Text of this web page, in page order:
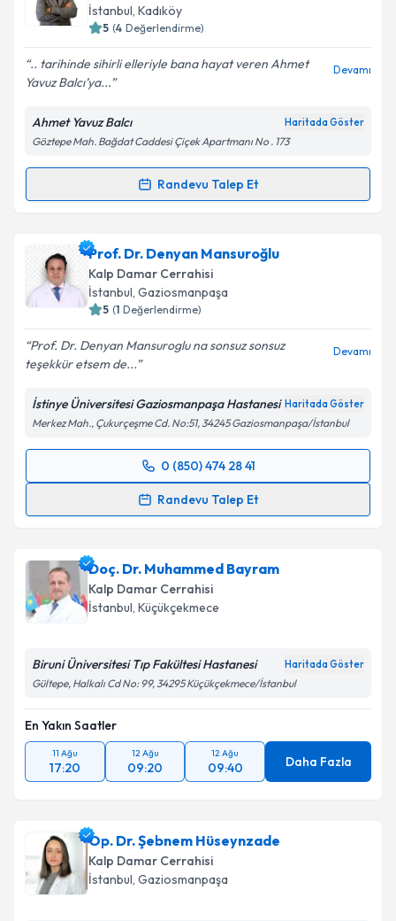
almanız için bir takvim hazırlandığında e-posta ile
bilgilendireceğiz.
E-posta Adresiniz
Kişisel verilerimin işlenmesine ilişkinAydınlatma
Metni'ni okudum ve kişisel verilerimin belirtilen
kapsamda işlenmesini kabul ediyorum.
İstanbul, Kadıköy
5 (4 Değerlendirme)
.. tarihinde sihirli elleriyle bana hayat veren Ahmet
Yavuz Balcı’ya...
Devamı
Ahmet Yavuz Balcı Haritada Göster
Göztepe Mah. Bağdat Caddesi Çiçek Apartmanı No . 173
Randevu Talep Et
Randevu Takvimi Talebi
Prof. Dr. Ahmet Yavuz Balcıiçin randevu takvimi
talebi oluşturun. Size bu uzmandan randevu almanız
için bir takvim hazırlandığında e-posta ile
bilgilendireceğiz.
E-posta Adresiniz
Kişisel verilerimin işlenmesine ilişkinAydınlatma
Metni'ni okudum ve kişisel verilerimin belirtilen
kapsamda işlenmesini kabul ediyorum.
Takvim Talebini Gönder
Prof. Dr. Denyan Mansuroğlu
Kalp Damar Cerrahisi
İstanbul, Gaziosmanpaşa
5 (1 Değerlendirme)
Prof. Dr. Denyan Mansuroglu na sonsuz sonsuz
teşekkür etsem de...
Devamı
İstinye Üniversitesi Gaziosmanpaşa Hastanesi Haritada Göster
Merkez Mah., Çukurçeşme Cd. No:51, 34245 Gaziosmanpaşa/İstanbul
0 (850) 474 28 41
Randevu Talep Et
Randevu Takvimi Talebi
için bir takvim hazırlandığında e-posta ile
bilgilendireceğiz.
E-posta Adresiniz
Kişisel verilerimin işlenmesine ilişkinAydınlatma
Metni
kapsamda işlenmesini kabul ediyorum.
Doç. Dr. Muhammed Bayram
Kalp Damar Cerrahisi
İstanbul, Küçükçekmece
Biruni Üniversitesi Tıp Fakültesi Hastanesi Haritada Göster
Gültepe, Halkalı Cd No: 99, 34295 Küçükçekmece/İstanbul
En Yakın Saatler
11 Ağu
17:20
12 Ağu
09:20
12 Ağu
09:40 Daha Fazla
Op. Dr. Şebnem Hüseynzade
Kalp Damar Cerrahisi
İstanbul, Gaziosmanpaşa